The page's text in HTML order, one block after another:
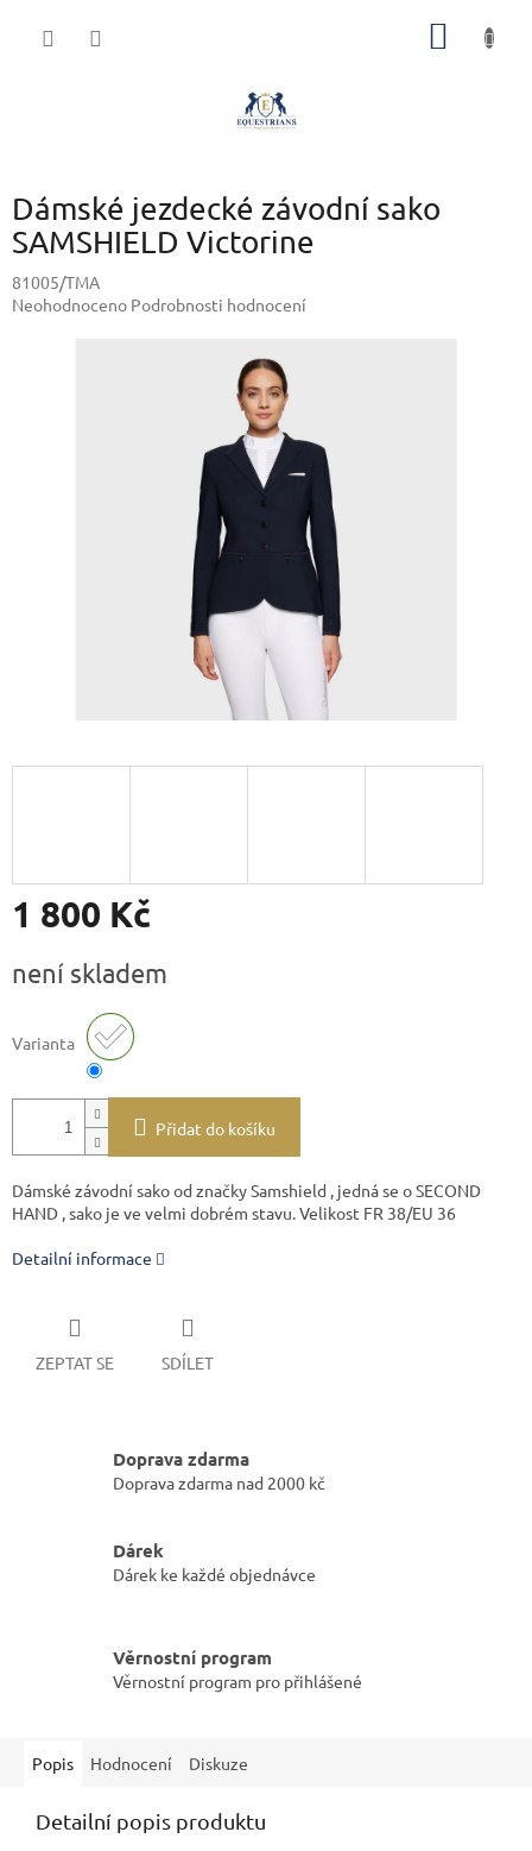
Dámské jezdecké závodní sako
SAMSHIELD Victorine
81005/TMA
Průměrné
Neohodnoceno Podrobnosti hodnocení
1 800 Kč
cena:
není skladem
Varianta
Přidat do košíku
Dámské závodní sako od značky Samshield , jedná se o SECOND
HAND , sako je ve velmi dobrém stavu. Velikost FR 38/EU 36
Detailní informace
ZEPTAT SE SDÍLET
Doprava zdarma
Doprava zdarma nad 2000 kč
Dárek
Dárek ke každé objednávce
Věrnostní program
Věrnostní program pro přihlášené
Popis Hodnocení Diskuze
Detailní popis produktu